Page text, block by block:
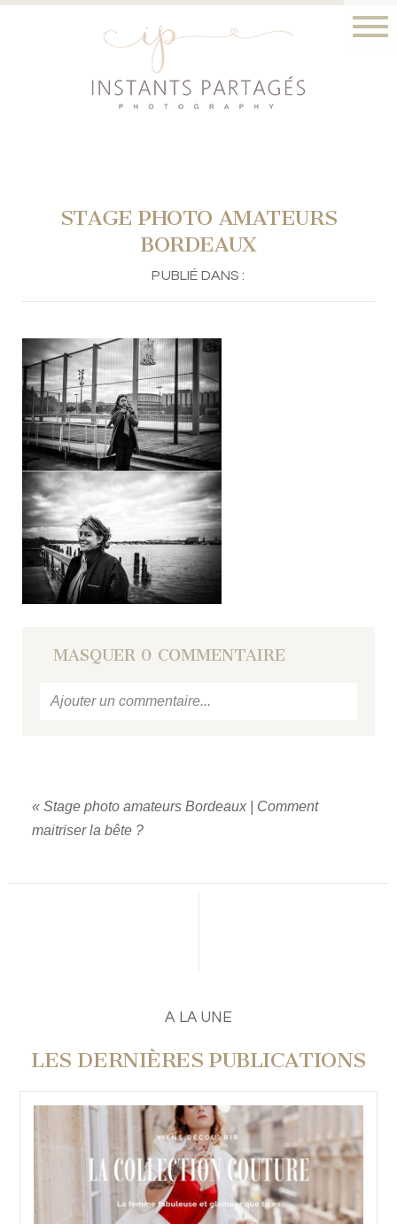
STAGE PHOTO AMATEURS
BORDEAUX
PUBLIÉ DANS :
MASQUER 0 COMMENTAIRE
Ajouter un commentaire...
« Stage photo amateurs Bordeaux | Comment
maitriser la bête ?
A LA UNE
LES DERNIÈRES PUBLICATIONS